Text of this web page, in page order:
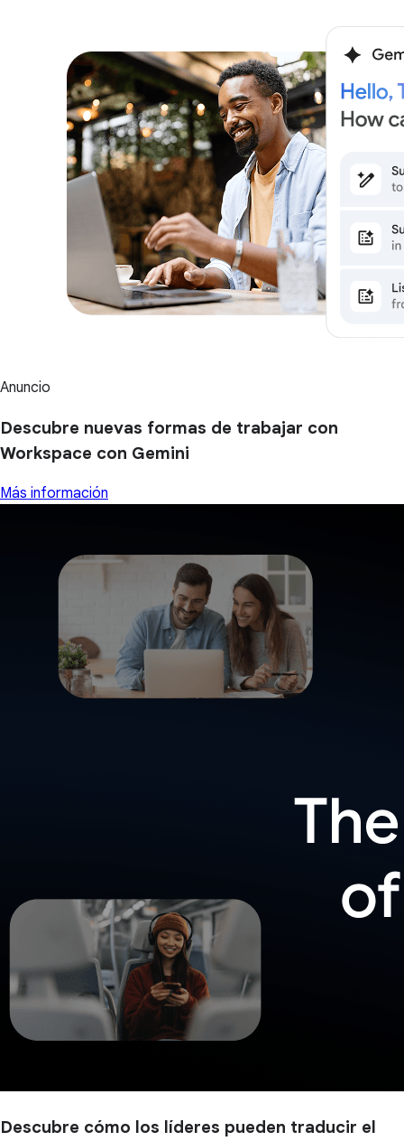
Anuncio
Descubre nuevas formas de trabajar con
Workspace con Gemini
Más información
Descubre cómo los líderes pueden traducir el